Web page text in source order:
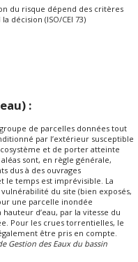
du risque dépend des critères
décision (ISO/CEI 73)
:
de parcelles données tout
par l’extérieur susceptible
et de porter atteinte
sont, en règle générale,
dus à des ouvrages
le temps est imprévisible. La
du site (bien exposés,
une parcelle inondée
d’eau, par la vitesse du
Pour les crues torrentielles, le
être pris en compte.
Gestion des Eaux du bassin